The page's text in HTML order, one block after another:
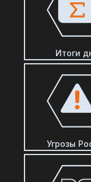
Итоги
Угрозы